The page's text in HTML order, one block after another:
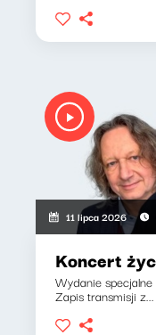
11 lipca 2026
Koncert
Wydanie
Zapis transmisji z...